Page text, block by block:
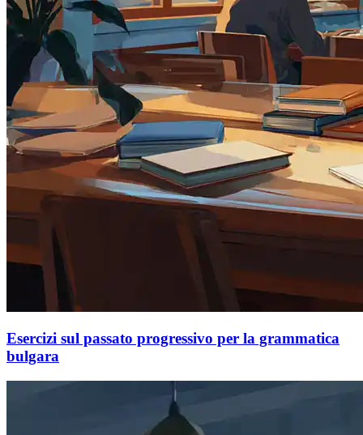
Esercizi sul passato progressivo per la grammatica
bulgara